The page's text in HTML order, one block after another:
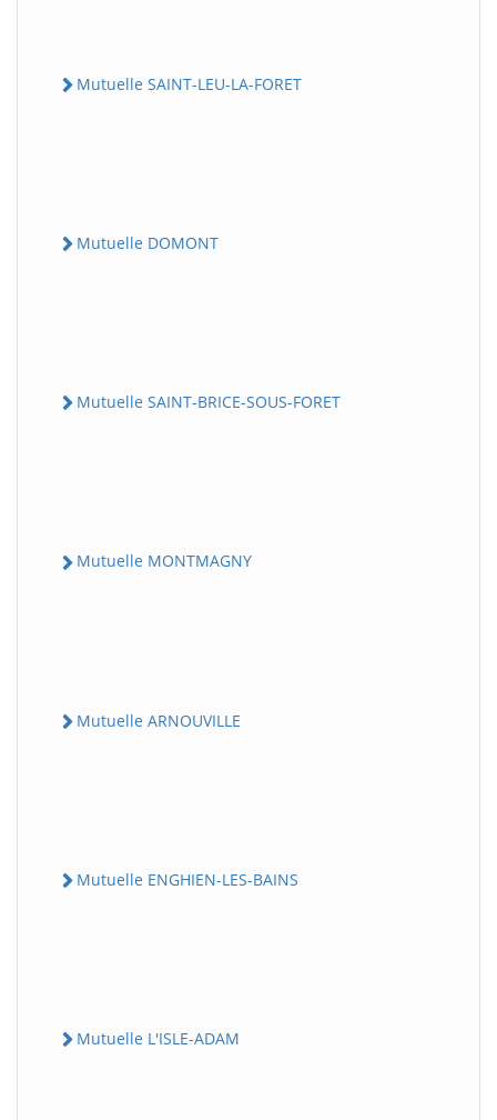
Mutuelle SAINT-LEU-LA-FORET
Mutuelle DOMONT
Mutuelle SAINT-BRICE-SOUS-FORET
Mutuelle MONTMAGNY
Mutuelle ARNOUVILLE
Mutuelle ENGHIEN-LES-BAINS
Mutuelle L'ISLE-ADAM